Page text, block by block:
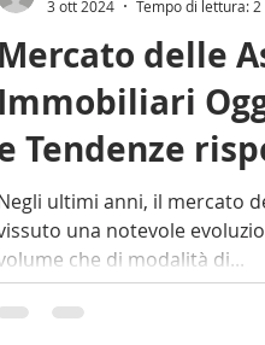
Mercato delle
Immobiliari
Tendenze
ultimi anni, il mercato
una notevole
volume che di modalità di...
3 ott 2024
Tempo di lettura: